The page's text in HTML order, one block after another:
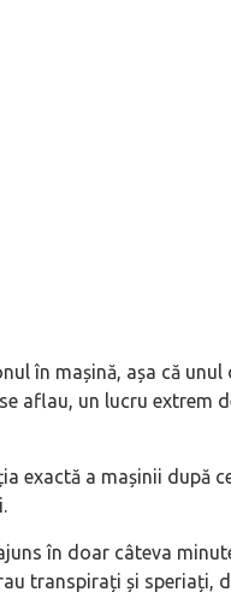
în mașină, așa că unul
aflau, un lucru extrem
exactă a mașinii după
în doar câteva
transpirați și
datăPentru cine știe ceva
Blackbird va suna ca